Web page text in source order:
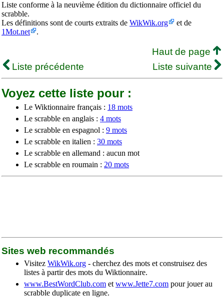
Liste conforme à la neuvième édition du dictionnaire officiel du
scrabble.
Les définitions sont de courts extraits de WikWik.org
et de
1Mot.net
.
Haut de page
Liste précédente
Liste suivante
Voyez cette liste pour :
Le Wiktionnaire français : 18 mots
Le scrabble en anglais : 4 mots
Le scrabble en espagnol : 9 mots
Le scrabble en italien : 30 mots
Le scrabble en allemand : aucun mot
Le scrabble en roumain : 20 mots
Sites web recommandés
Visitez WikWik.org - cherchez des mots et construisez des
listes à partir des mots du Wiktionnaire.
www.BestWordClub.com et www.Jette7.com pour jouer au
scrabble duplicate en ligne.